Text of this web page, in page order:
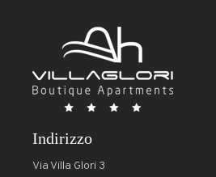
Indirizzo
Via Villa Glori 3